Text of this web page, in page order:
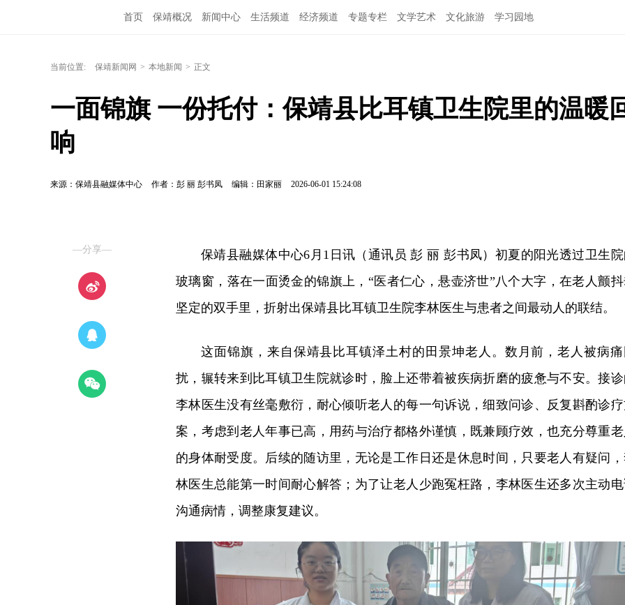
首页 保靖概况 新闻中心 生活频道 经济频道 专题专栏 文学艺术 文化旅游 学习园地
当前位置: 保靖新闻网 > 本地新闻 > 正文
一面锦旗 一份托付：保靖县比耳镇卫生院里的温暖
响
来源：保靖县融媒体中心 作者：彭 丽 彭书凤 编辑：田家丽 2026-06-01 15:24:08
—分享—
保靖县融媒体中心6月1日讯（通讯员 彭 丽 彭书凤）初夏的阳光透过卫生
玻璃窗，落在一面烫金的锦旗上，“医者仁心，悬壶济世”八个大字，在老人颤
坚定的双手里，折射出保靖县比耳镇卫生院李林医生与患者之间最动人的联结。
这面锦旗，来自保靖县比耳镇泽土村的田景坤老人。数月前，老人被病痛
扰，辗转来到比耳镇卫生院就诊时，脸上还带着被疾病折磨的疲惫与不安。接
李林医生没有丝毫敷衍，耐心倾听老人的每一句诉说，细致问诊、反复斟酌诊
案，考虑到老人年事已高，用药与治疗都格外谨慎，既兼顾疗效，也充分尊重老
的身体耐受度。后续的随访里，无论是工作日还是休息时间，只要老人有疑问
林医生总能第一时间耐心解答；为了让老人少跑冤枉路，李林医生还多次主动
沟通病情，调整康复建议。